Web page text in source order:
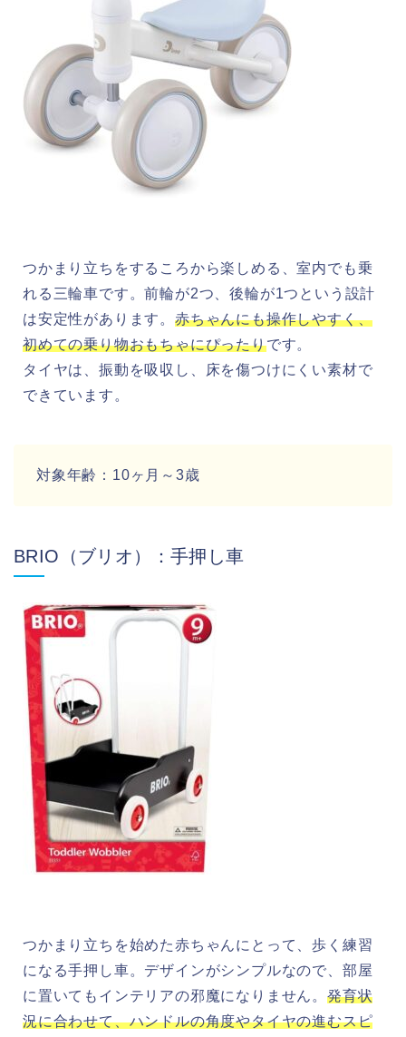
つかまり立ちをするころから楽しめる、室内でも乗
れる三輪車です。前輪が2つ、後輪が1つという設計
は安定性があります。 赤ちゃんにも操作しやすく、
初めての乗り物おもちゃにぴったりです。
タイヤは、振動を吸収し、床を傷つけにくい素材で
できています。
対象年齢：10ヶ月～3歳
BRIO（ブリオ）：手押し車
つかまり立ちを始めた赤ちゃんにとって、歩く練習
になる手押し車。デザインがシンプルなので、部屋
に置いてもインテリアの邪魔になりません。発育状
況に合わせて、ハンドルの角度やタイヤの進むスピ